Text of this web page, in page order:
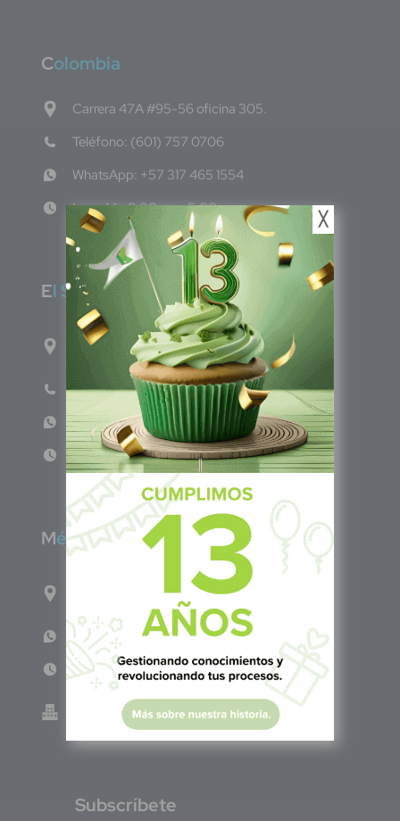
Colombia
Carrera 47A #95-56 oficina 305.
Teléfono: (601) 757 0706
WhatsApp: +57 317 465 1554
Lun - Vie 8:00am - 5:00pm
El Salvador
1ro Cll Pte, y 61 Av Nte, #3206, Local 9, San
Salvador Centro
Teléfono: +503 6986 1402
WhatsApp: +503 7687 3923
Lun - Vie 8:00am - 5:00pm
México
Calle Pitágoras 234, Col. Narvarte Poniente,
Alcaldía Benito Juárez, C.P. 03020, CDMX
WhatsApp: +52 33 140 76342
Lun - Vie 8:00 am - 5:00 pm
Green Know S.A de C.V - México
GKN200917TB2
Subscríbete
╳